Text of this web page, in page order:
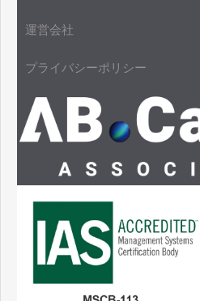
運営会社
プライバシーポリシー